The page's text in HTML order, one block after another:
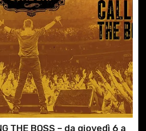
THE BOSS – da giovedì 6 a